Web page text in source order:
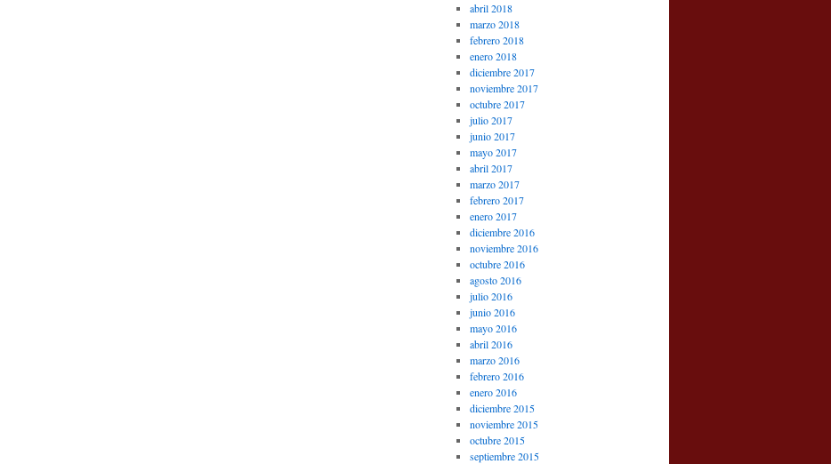
abril 2018
marzo 2018
febrero 2018
enero 2018
diciembre 2017
noviembre 2017
octubre 2017
julio 2017
junio 2017
mayo 2017
abril 2017
marzo 2017
febrero 2017
enero 2017
diciembre 2016
noviembre 2016
octubre 2016
agosto 2016
julio 2016
junio 2016
mayo 2016
abril 2016
marzo 2016
febrero 2016
enero 2016
diciembre 2015
noviembre 2015
octubre 2015
septiembre 2015